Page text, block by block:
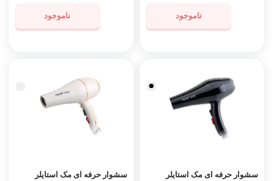
ناموجود ناموجود
سشوار حرفه ای مک استایلر
سشوار حرفه ای مک استایلر